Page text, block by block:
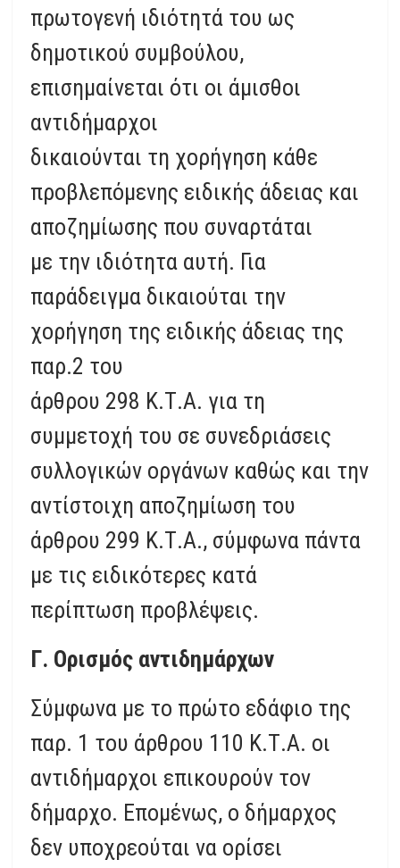
πρωτογενή ιδιότητά του ως
δημοτικού συμβούλου,
επισημαίνεται ότι οι άμισθοι
αντιδήμαρχοι
δικαιούνται τη χορήγηση κάθε
προβλεπόμενης ειδικής άδειας και
αποζημίωσης που συναρτάται
με την ιδιότητα αυτή. Για
παράδειγμα δικαιούται την
χορήγηση της ειδικής άδειας της
παρ.2 του
άρθρου 298 Κ.Τ.Α. για τη
συμμετοχή του σε συνεδριάσεις
συλλογικών οργάνων καθώς και την
αντίστοιχη αποζημίωση του
άρθρου 299 Κ.Τ.Α., σύμφωνα πάντα
με τις ειδικότερες κατά
περίπτωση προβλέψεις.
Γ. Ορισμός αντιδημάρχων
Σύμφωνα με το πρώτο εδάφιο της
παρ. 1 του άρθρου 110 Κ.Τ.Α. οι
αντιδήμαρχοι επικουρούν τον
δήμαρχο. Επομένως, ο δήμαρχος
δεν υποχρεούται να ορίσει